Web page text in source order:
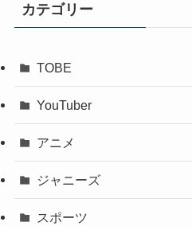
カテゴリー
TOBE
YouTuber
アニメ
ジャニーズ
スポーツ